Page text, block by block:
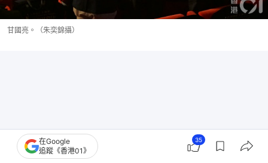
甘國亮。（朱奕錦攝）
在Google
追蹤《香港01》
35